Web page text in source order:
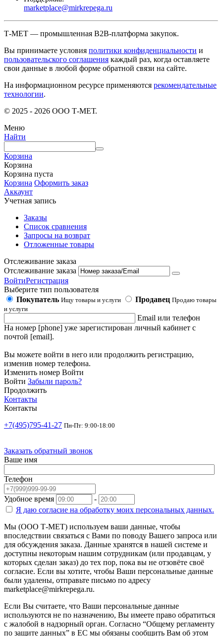
marketplace@mirkrepega.ru
Т-МЕТ — промышленная B2B-платформа закупок.
Вы принимаете условия политики конфиденциальности и
пользовательского соглашения каждый раз, когда оставляете
свои данные в любой форме обратной связи на сайте.
На информационном ресурсе применяются рекомендательные
технологии.
© 2025 - 2026 ООО Т-МЕТ.
Меню
Найти
Корзина
Корзина
Корзина пуста
Корзина Оформить заказ
Аккаунт
Учетная запись
Заказы
Список сравнения
Запросы на возврат
Отложенные товары
Отслеживание заказа
Отслеживание заказа
ВойтиРегистрация
Выберите тип пользователя
Покупатель Ищу товары и услуги Продавец Продаю товары
и услуги
Email или телефон
На номер [phone] уже зарегистирован личный кабинет с
почтой [email].
Вы можете войти в него или продолжить регистрацию,
изменив номер телефона.
Изменить номер Войти
Войти Забыли пароль?
Продолжить
Контакты
Контакты
+7(495)795-41-27 Пн-Пт: 9:00-18:00
Заказать обратный звонок
Ваше имя
Телефон
Удобное время
-
Я даю согласие на обработку моих персональных данных.
Мы (ООО Т-МЕТ) используем ваши данные, чтобы
впоследствии связаться с Вами по поводу Вашего запроса или
для обсуждения заказа. Данные хранятся в нашей системе и
доступны некоторым нашим сотрудникам (или продавцам, у
которых сделан заказ) до тех пор, пока вы не отзовёте своё
согласие. Если вы хотите, чтобы Ваши персональные данные
были удалены, отправьте письмо по адресу
marketplace@mirkrepega.ru.
Если Вы считаете, что Ваши персональные данные
используются не по назначению, Вы имеете право обратиться
с жалобой в надзорный орган. Согласно “Общему регламенту
по защите данных” в ЕС мы обязаны сообщить Вам об этом